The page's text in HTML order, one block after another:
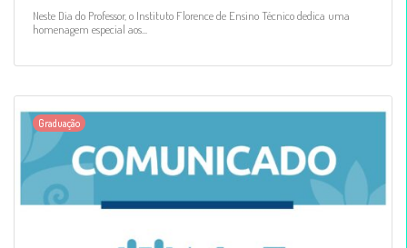
Neste Dia do Professor, o Instituto Florence de Ensino Técnico dedica uma
homenagem especial aos...
Graduação